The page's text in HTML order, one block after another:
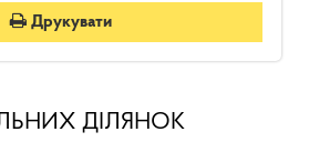
Друкувати
ДІЛЯНОК